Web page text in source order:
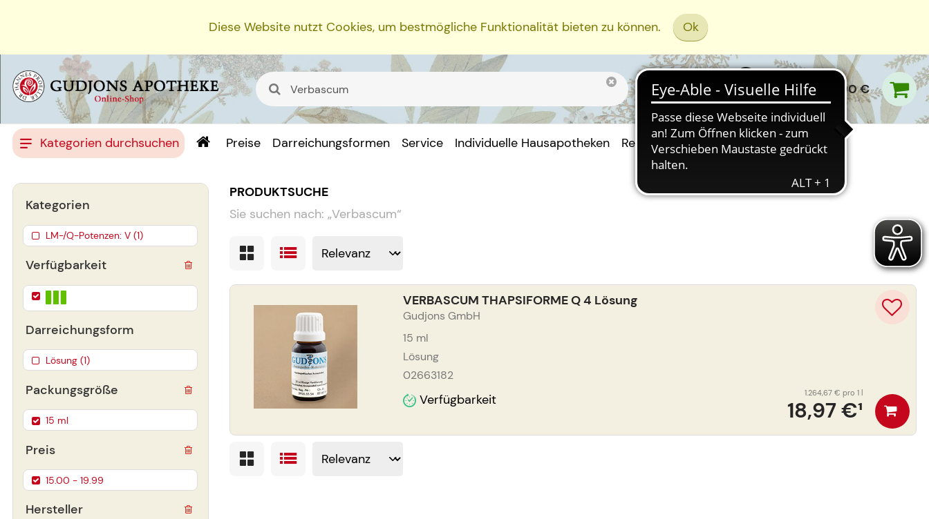
Diese Website nutzt Cookies, um bestmögliche Funktionalität bieten zu können. Ok
0,00 €
Kategorien durchsuchen Preise Darreichungsformen Service Individuelle Hausapotheken Rezept Einreichen
PRODUKTSUCHE
Sie suchen nach: „Verbascum“
VERBASCUM THAPSIFORME Q 4 Lösung
Gudjons GmbH
15 ml
Lösung
02663182
Verfügbarkeit 18,97 €¹
1.264,67 € pro 1 l
Verfügbarkeit
Darreichungsform
Lösung (1)
Packungsgröße
15 ml
Preis
15.00 - 19.99
Hersteller
Kategorien
LM-/Q-Potenzen: V (1)